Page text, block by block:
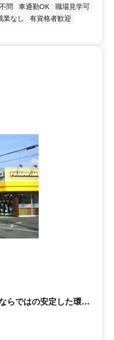
問 車通勤OK
職場見学可
業なし
有資格者歓迎
らではの安定した環境